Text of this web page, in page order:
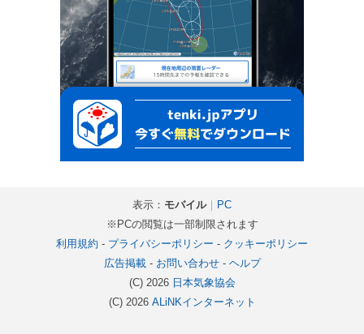
表示： モバイル｜ PC
※PCの閲覧は一部制限されます
利用規約 - プライバシーポリシー - クッキーポリシー
広告掲載- お問い合わせ- ヘルプ
(C) 2026 日本気象協会
(C) 2026 ALiNKインターネット